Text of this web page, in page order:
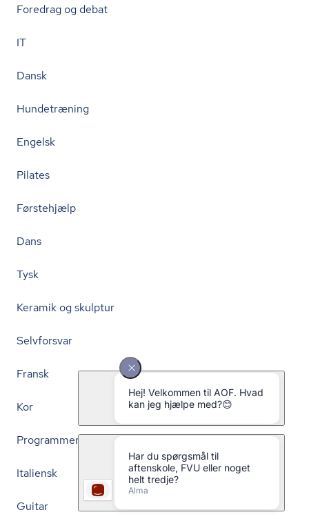
Foredrag og debat
IT
Dansk
Hundetræning
Engelsk
Pilates
Førstehjælp
Dans
Tysk
Keramik og skulptur
Selvforsvar
Fransk
Kor
Programmering
Italiensk
Guitar